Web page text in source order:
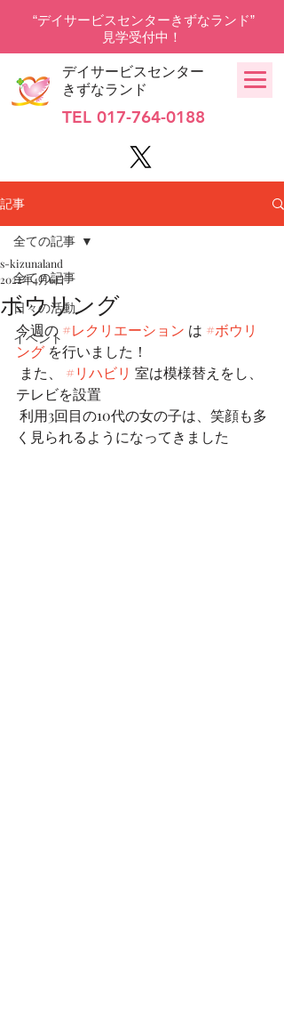
デイサービスセンター
きずなランド
TEL 017-764-0188
“デイサービスセンターきずなランド”
見学受付中！
記事
全ての記事
日々の活動
イベント
全ての記事
ボウリング
s-kizunaland
2022年4月6日
今週の #レクリエーション は #ボウリ
ング を行いました！
また、 #リハビリ 室は模様替えをし、
テレビを設置
く見られるようになってきました